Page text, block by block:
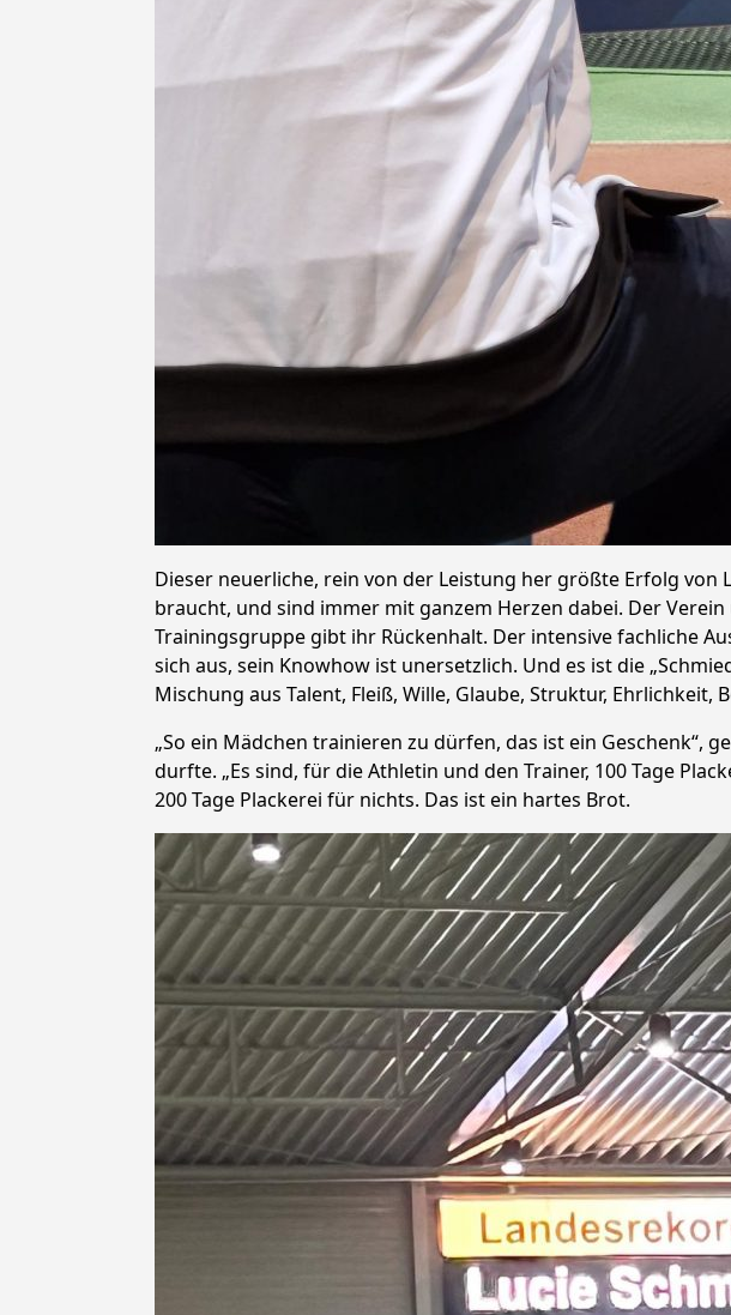
Dieser neuerliche, rein von der Leistung her größte Erfolg von
braucht, und sind immer mit ganzem Herzen dabei. Der
Trainingsgruppe gibt ihr Rückenhalt. Der intensive fachliche
sich aus, sein Knowhow ist unersetzlich. Und es ist die
Mischung aus Talent, Fleiß, Wille, Glaube, Struktur, Ehrlichkeit,
„So ein Mädchen trainieren zu dürfen, das ist ein Geschenk“,
durfte. „Es sind, für die Athletin und den Trainer, 100 Tage
200 Tage Plackerei für nichts. Das ist ein hartes Brot.